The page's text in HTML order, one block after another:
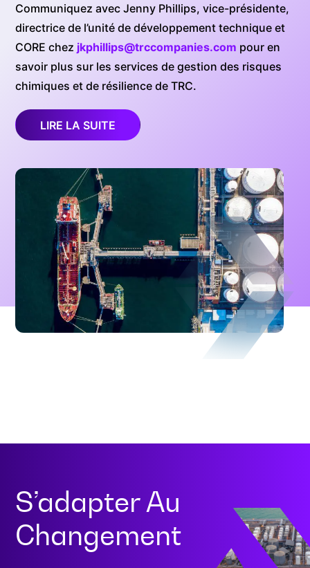
Communiquez avec Jenny Phillips, vice-présidente,
directrice de l’unité de développement technique et
CORE chez jkphillips@trccompanies.com pour en
savoir plus sur les services de gestion des risques
chimiques et de résilience de TRC.
LIRE LA SUITE
S’adapter Au
Changement